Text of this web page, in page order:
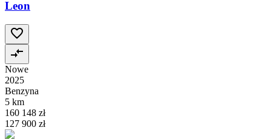
Leon
Nowe
2025
Benzyna
5 km
160 148 zł
127 900 zł